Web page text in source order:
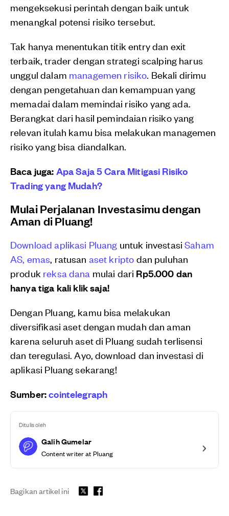
mengeksekusi perintah dengan baik untuk
menangkal potensi risiko tersebut.
Tak hanya menentukan titik entry dan exit
terbaik, trader dengan strategi scalping harus
unggul dalam managemen risiko. Bekali dirimu
dengan pengetahuan dan kemampuan yang
memadai dalam memindai risiko yang ada.
Berangkat dari hasil pemindaian risiko yang
relevan itulah kamu bisa melakukan managemen
risiko yang bisa diandalkan.
Baca juga:Apa Saja 5 Cara Mitigasi Risiko
Trading yang Mudah?
Mulai Perjalanan Investasimu dengan
Aman di Pluang!
Download aplikasi Pluang untuk investasiSaham
AS, emas, ratusan aset kripto dan puluhan
produk reksa dana mulai dari Rp5.000 dan
hanya tiga kali klik saja!
Dengan Pluang, kamu bisa melakukan
diversifikasi aset dengan mudah dan aman
karena seluruh aset di Pluang sudah terlisensi
dan teregulasi. Ayo, download dan investasi di
aplikasi Pluang sekarang!
Sumber:cointelegraph
Ditulis oleh
Galih Gumelar
Content writer at Pluang
Bagikan artikel ini